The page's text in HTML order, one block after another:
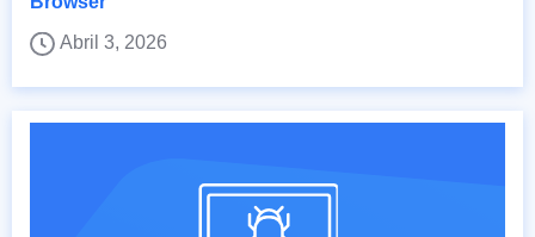
Abril 3, 2026